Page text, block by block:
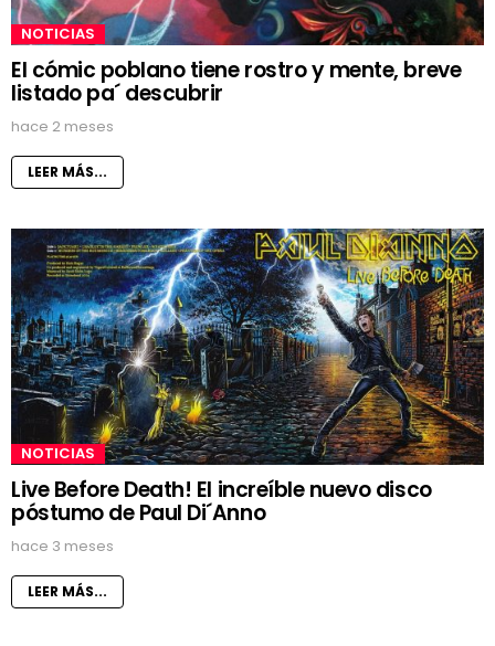
NOTICIAS
El cómic poblano tiene rostro y mente, breve
listado pa´ descubrir
hace 2 meses
LEER MÁS...
NOTICIAS
Live Before Death! El increíble nuevo disco
póstumo de Paul Di´Anno
hace 3 meses
LEER MÁS...